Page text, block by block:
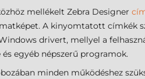
mellékelt Zebra Designer
A kinyomtatott címkék
drivert, mellyel a
egyéb népszerű programok.
minden működéshez